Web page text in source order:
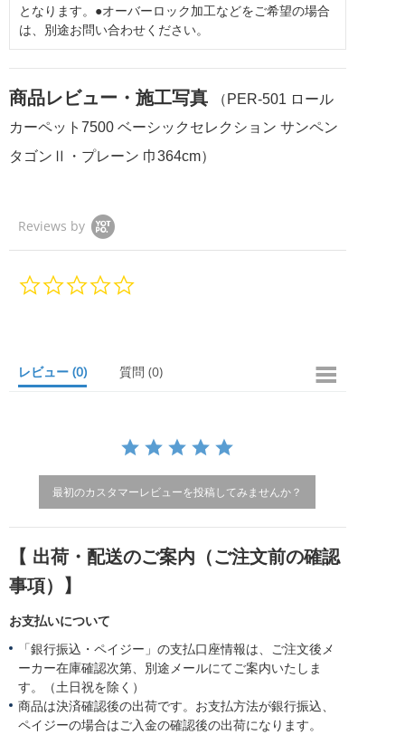
となります。●オーバーロック加工などをご希望の場合
は、別途お問い合わせください。
商品レビュー・施工写真
（PER-501 ロール
カーペット7500 ベーシックセレクション サンペン
タゴンⅡ・プレーン 巾364cm）
Reviews by
r
g
レビュー (0) 質問 (0)
最初のカスタマーレビューを投稿してみませんか？
【 出荷・配送のご案内（ご注文前の確認
事項）】
お支払いについて
「銀行振込・ペイジー」の支払口座情報は、ご注文後メ
ーカー在庫確認次第、別途メールにてご案内いたしま
す。（土日祝を除く）
商品は決済確認後の出荷です。お支払方法が銀行振込、
ペイジーの場合はご入金の確認後の出荷になります。